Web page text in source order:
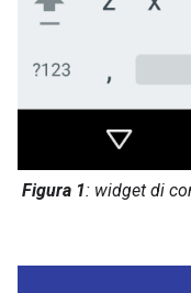
Figura 1: widget di